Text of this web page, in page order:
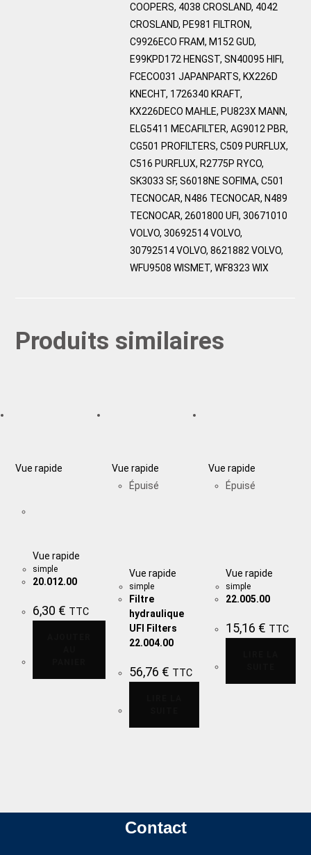
COOPERS, 4038 CROSLAND, 4042
CROSLAND, PE981 FILTRON,
C9926ECO FRAM, M152 GUD,
E99KPD172 HENGST, SN40095 HIFI,
FCECO031 JAPANPARTS, KX226D
KNECHT, 1726340 KRAFT,
KX226DECO MAHLE, PU823X MANN,
ELG5411 MECAFILTER, AG9012 PBR,
CG501 PROFILTERS, C509 PURFLUX,
C516 PURFLUX, R2775P RYCO,
SK3033 SF, S6018NE SOFIMA, C501
TECNOCAR, N486 TECNOCAR, N489
TECNOCAR, 2601800 UFI, 30671010
VOLVO, 30692514 VOLVO,
30792514 VOLVO, 8621882 VOLVO,
WFU9508 WISMET, WF8323 WIX
Produits similaires
Vue rapide
Vue rapide
simple
20.012.00
6,30 € TTC
Vue rapide
Épuisé
Vue rapide
simple
Filtre
hydraulique
UFI Filters
22.004.00
56,76 € TTC
Vue rapide
Épuisé
Vue rapide
simple
22.005.00
15,16 € TTC
Contact